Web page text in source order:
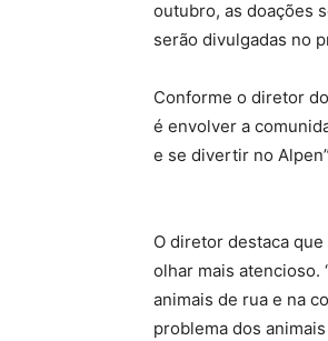
outubro, as doações
serão divulgadas no
Conforme o diretor
é envolver a
e se divertir no
O diretor destaca
olhar mais atencioso.
animais de rua e na
problema dos